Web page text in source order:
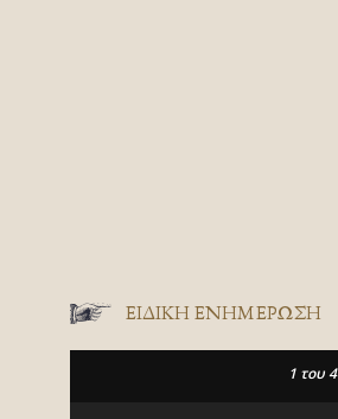
ΕΙΔΙΚΉ ΕΝΗΜΈΡΩΣΗ
1 του 4